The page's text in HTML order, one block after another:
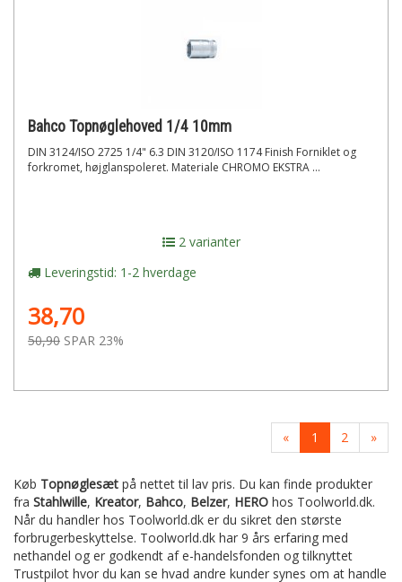
Bahco Topnøglehoved 1/4 10mm
DIN 3124/ISO 2725 1/4" 6.3 DIN 3120/ISO 1174 Finish Forniklet og
forkromet, højglanspoleret. Materiale CHROMO EKSTRA ...
2 varianter
Leveringstid: 1-2 hverdage
38,70
50,90 SPAR 23%
« 1 2 »
Køb Topnøglesæt på nettet til lav pris. Du kan finde produkter
fra Stahlwille, Kreator, Bahco, Belzer, HERO hos Toolworld.dk.
Når du handler hos Toolworld.dk er du sikret den største
forbrugerbeskyttelse. Toolworld.dk har 9 års erfaring med
nethandel og er godkendt af e-handelsfonden og tilknyttet
Trustpilot hvor du kan se hvad andre kunder synes om at handle